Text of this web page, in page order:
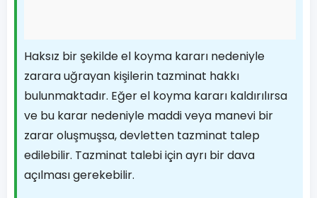
Haksız bir şekilde el koyma kararı nedeniyle
zarara uğrayan kişilerin tazminat hakkı
bulunmaktadır. Eğer el koyma kararı kaldırılırsa
ve bu karar nedeniyle maddi veya manevi bir
zarar oluşmuşsa, devletten tazminat talep
edilebilir. Tazminat talebi için ayrı bir dava
açılması gerekebilir.